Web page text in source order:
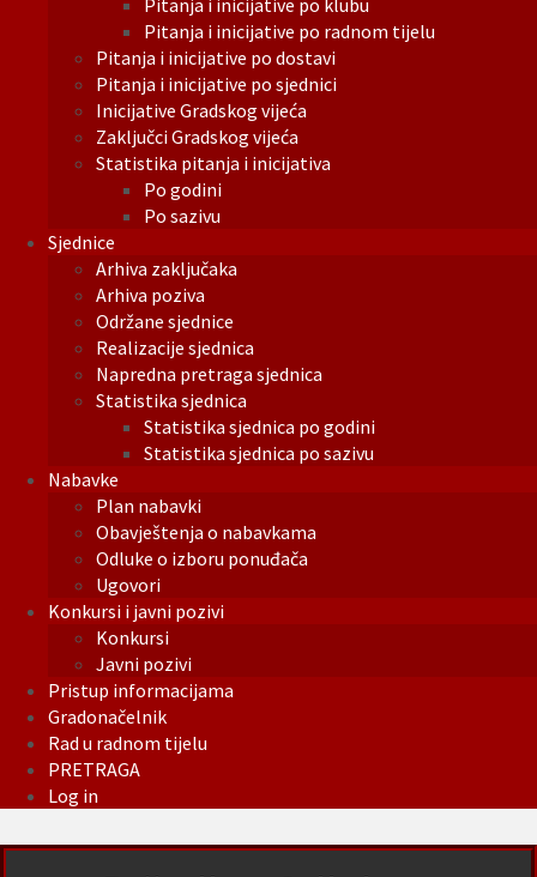
Pitanja i inicijative po klubu
Pitanja i inicijative po radnom tijelu
Pitanja i inicijative po dostavi
Pitanja i inicijative po sjednici
Inicijative Gradskog vijeća
Zaključci Gradskog vijeća
Statistika pitanja i inicijativa
Po godini
Po sazivu
Sjednice
Arhiva zaključaka
Arhiva poziva
Održane sjednice
Realizacije sjednica
Napredna pretraga sjednica
Statistika sjednica
Statistika sjednica po godini
Statistika sjednica po sazivu
Nabavke
Plan nabavki
Obavještenja o nabavkama
Odluke o izboru ponuđača
Ugovori
Konkursi i javni pozivi
Konkursi
Javni pozivi
Pristup informacijama
Gradonačelnik
Rad u radnom tijelu
PRETRAGA
Log in